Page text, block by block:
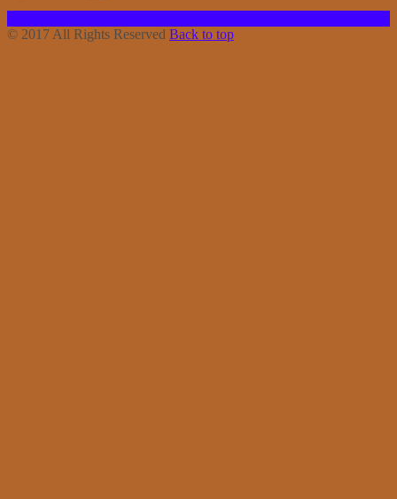
© 2017 All Rights Reserved Back to top